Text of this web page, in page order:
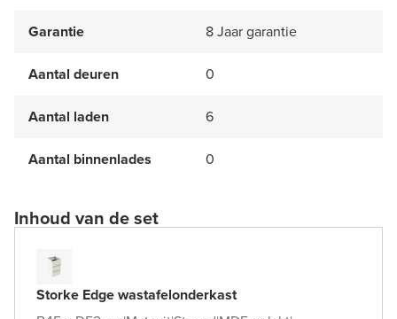
Garantie 8 Jaar garantie
Aantal deuren 0
Aantal laden 6
Aantal binnenlades 0
Inhoud van de set
Storke Edge wastafelonderkast